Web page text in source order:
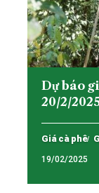
Dự báo
20/2/
Giá cà phê
19/02/2025